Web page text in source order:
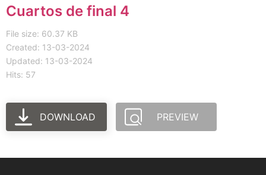
Cuartos de final 4
File size: 60.37 KB
Created: 13-03-2024
Updated: 13-03-2024
Hits: 57
DOWNLOAD PREVIEW